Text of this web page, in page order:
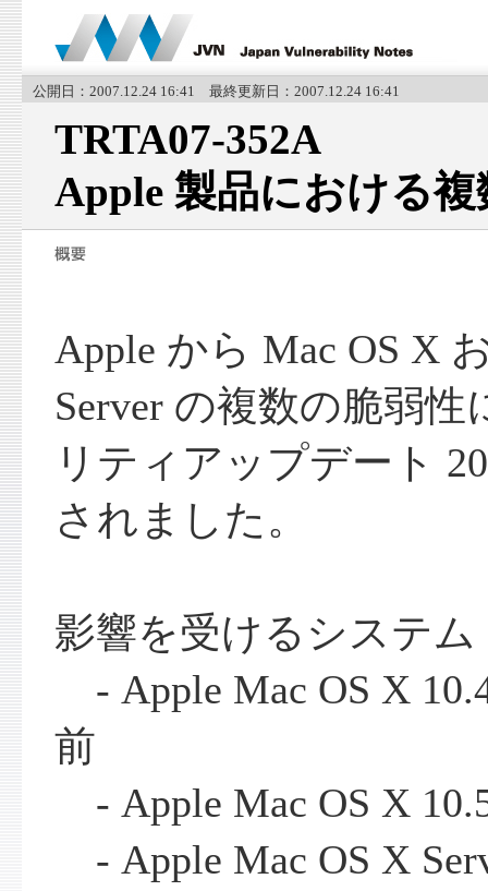
公開日：2007.12.24 16:41 最終更新日：2007.12.24 16:41
TRTA07-352A
Apple 製品における
Apple から Mac OS X
Server の複数の脆弱
リティアップデート
されました。
影響を受けるシステム
- Apple Mac OS X
前
- Apple Mac OS X
- Apple Mac OS X